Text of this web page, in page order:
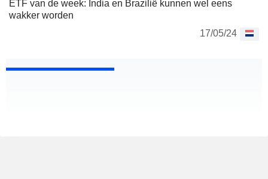
ETF van de week: India en Brazilië kunnen wel eens
wakker worden
17/05/24